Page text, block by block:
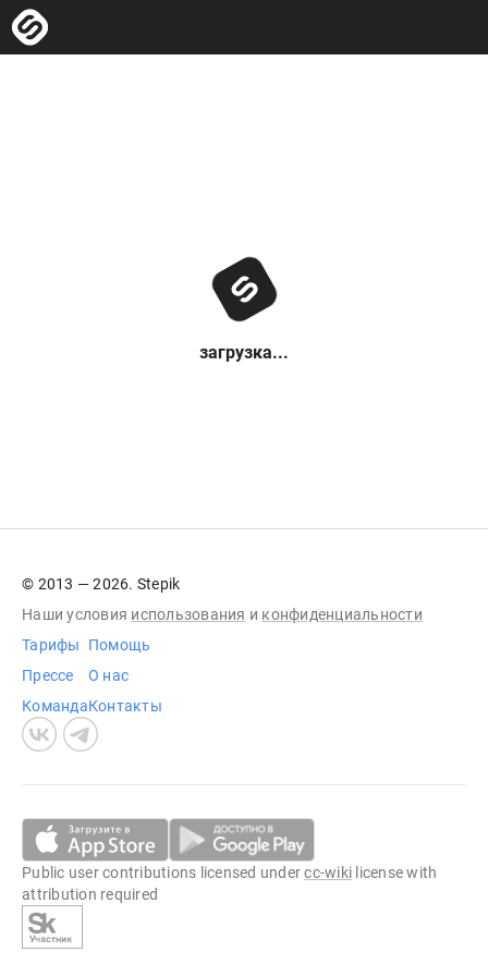
загрузка...
© 2013 — 2026. Stepik
Наши условия использования и конфиденциальности
Тарифы
Прессе
Команда
Помощь
О нас
Контакты
Public user contributions licensed undercc-wiki license with
attribution required